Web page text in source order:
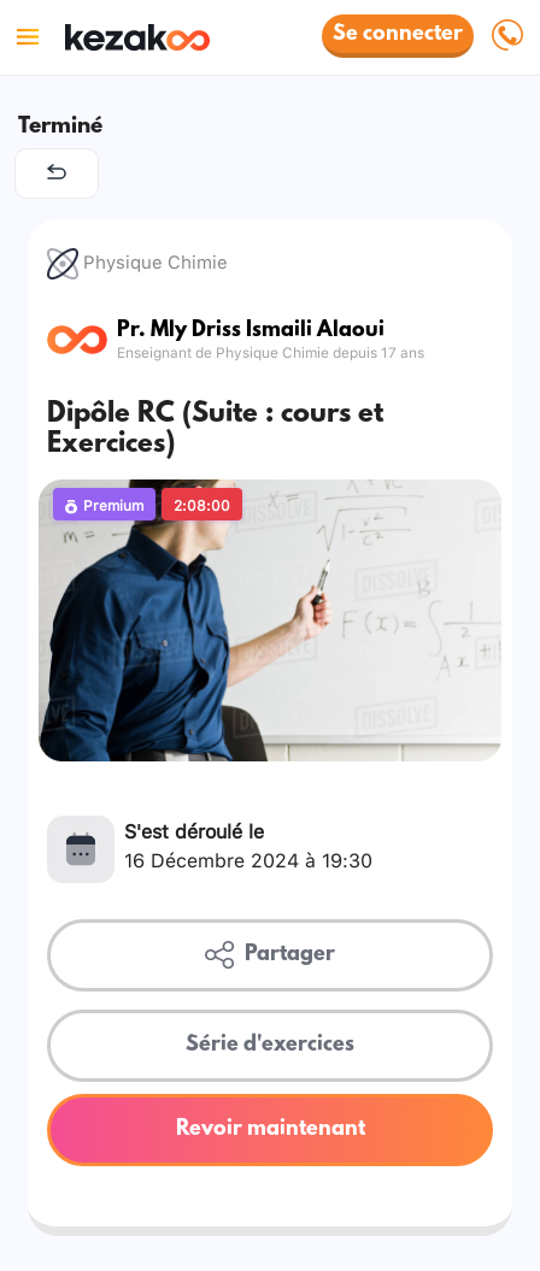
Se connecter
Terminé
Physique Chimie
Pr. Mly Driss Ismaili Alaoui
Enseignant de Physique Chimie depuis 17 ans
Dipôle RC (Suite : cours et
Exercices)
Premium 2:08:00
S'est déroulé le
16 Décembre 2024 à 19:30
Partager
Série d'exercices
Revoir maintenant